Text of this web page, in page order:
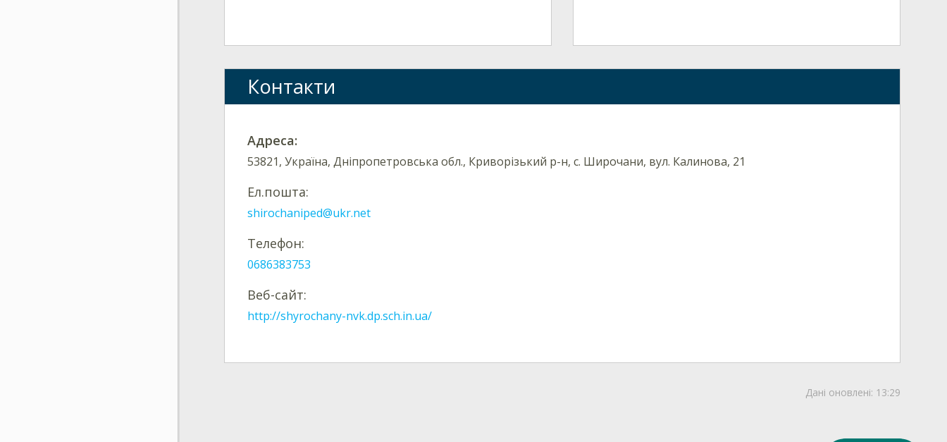
Контакти
Адреса:
53821, Україна, Дніпропетровська обл., Криворізький р-н, с. Широчани, вул. Калинова, 21
Ел.пошта:
shirochaniped@ukr.net
Телефон:
0686383753
Веб-сайт:
http://shyrochany-nvk.dp.sch.in.ua/
Дані оновлені: 13:29